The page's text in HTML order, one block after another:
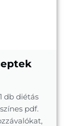
db diétás
pdf.